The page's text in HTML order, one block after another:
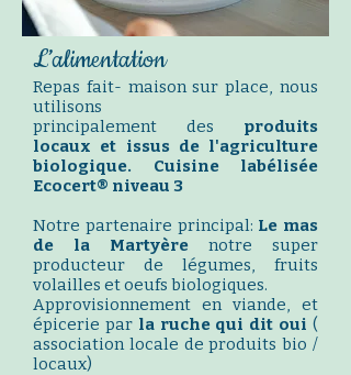
L’alimentation
Repas fait- maison sur place, nous
utilisons
principalement des produits
locaux et issus de l'agriculture
biologique. Cuisine labélisée
Ecocert® niveau 3
Notre partenaire principal: Le mas
de la Martyère notre super
producteur de légumes, fruits
volailles et oeufs biologiques.
Approvisionnement en viande, et
épicerie par la ruche qui dit oui(
association locale de produits bio /
locaux)